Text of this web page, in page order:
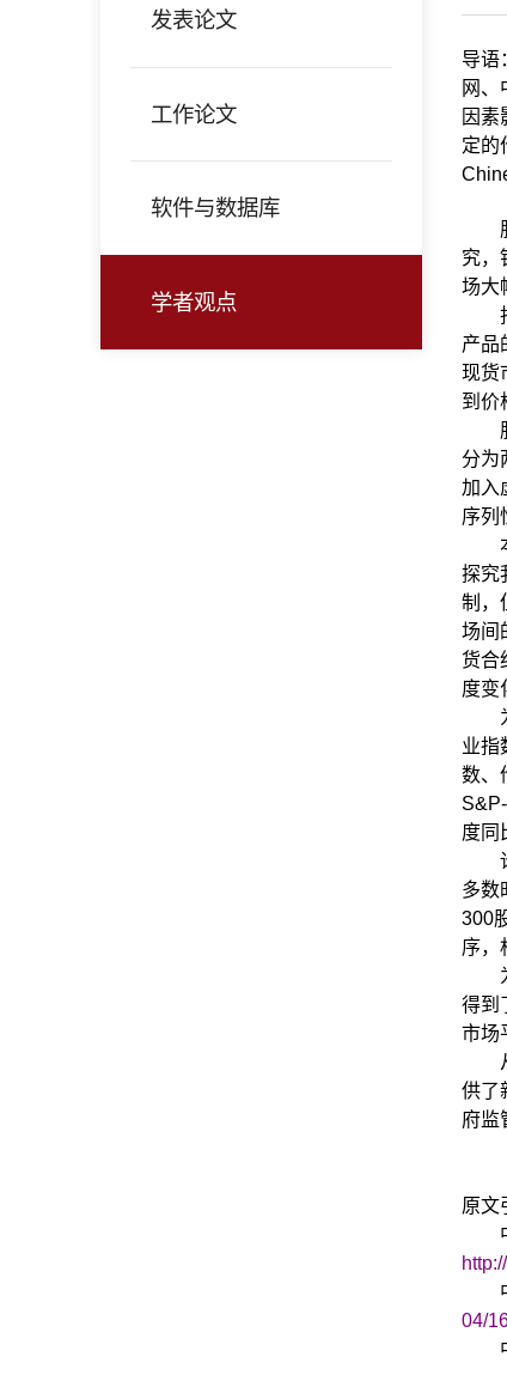
发表论文
工作论文
软件与数据库
学者观点
导语
网
因
定的
究，
场大
产品
现货
到价
分为
加入
序列
探究
制，
场间
货合
度变
业指
数、
度同
多数
300
序，
得到
市场
供了
府监
原文
04/